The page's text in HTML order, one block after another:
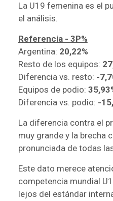
La U19 femenina es el
el análisis.
Referencia - 3P%
Argentina: 20,22%
Resto de los equipos:
Diferencia vs. resto: -
Equipos de podio:
Diferencia vs. podio: -
La diferencia contra el
muy grande y la brecha
pronunciada de todas
Este dato merece
competencia mundial
lejos del estándar